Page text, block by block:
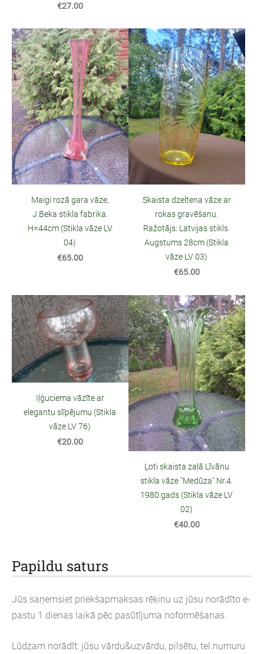
Papildu saturs
Jūs saņemsiet priekšapmaksas rēķinu uz jūsu norādīto e-
pastu 1 dienas laikā pēc pasūtījuma noformēšanas.
Lūdzam norādīt: jūsu vārdu&uzvārdu, pilsētu, tel.numuru
€27.00
Maigi rozā gara vāze,
J.Beka stikla fabrika.
H=44cm (Stikla vāze LV
04)
€65.00
Skaista dzeltena vāze ar
rokas gravēšanu.
Ražotājs: Latvijas stikls.
Augstums 28cm (Stikla
vāze LV 03)
€65.00
Iļģuciema vāzīte ar
elegantu slīpējumu (Stikla
vāze LV 76)
€20.00
Ļoti skaista zaļā Līvānu
stikla vāze "Medūza" Nr.4.
1980.gads (Stikla vāze LV
02)
€40.00